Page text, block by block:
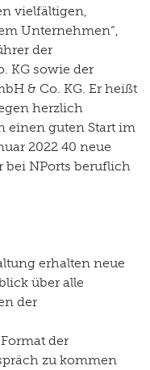
vielfältigen,
Unternehmen“,
der
KG sowie der
& Co. KG. Er heißt
herzlich
guten Start im
2022 40 neue
NPorts beruflich
erhalten neue
über alle
der
der
zu kommen